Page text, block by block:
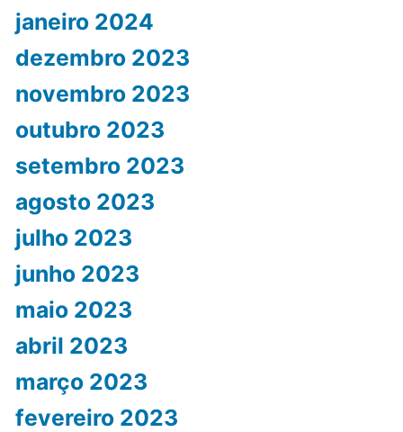
janeiro 2024
dezembro 2023
novembro 2023
outubro 2023
setembro 2023
agosto 2023
julho 2023
junho 2023
maio 2023
abril 2023
março 2023
fevereiro 2023